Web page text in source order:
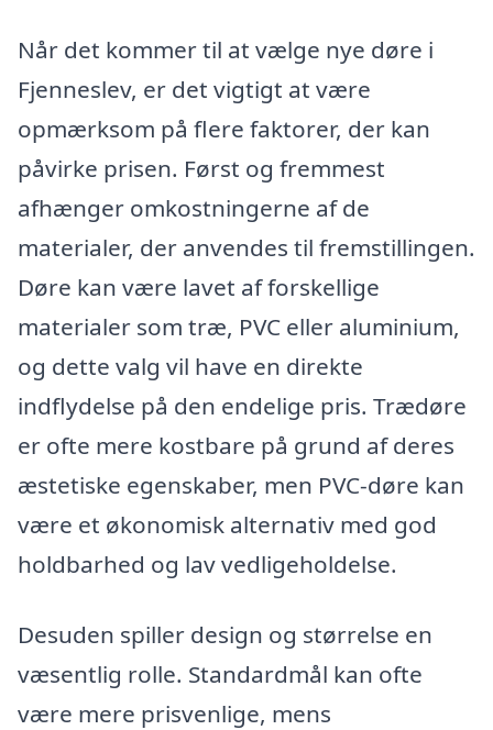
Når det kommer til at vælge nye døre i
Fjenneslev, er det vigtigt at være
opmærksom på flere faktorer, der kan
påvirke prisen. Først og fremmest
afhænger omkostningerne af de
materialer, der anvendes til fremstillingen.
Døre kan være lavet af forskellige
materialer som træ, PVC eller aluminium,
og dette valg vil have en direkte
indflydelse på den endelige pris. Trædøre
er ofte mere kostbare på grund af deres
æstetiske egenskaber, men PVC-døre kan
være et økonomisk alternativ med god
holdbarhed og lav vedligeholdelse.
Desuden spiller design og størrelse en
væsentlig rolle. Standardmål kan ofte
være mere prisvenlige, mens